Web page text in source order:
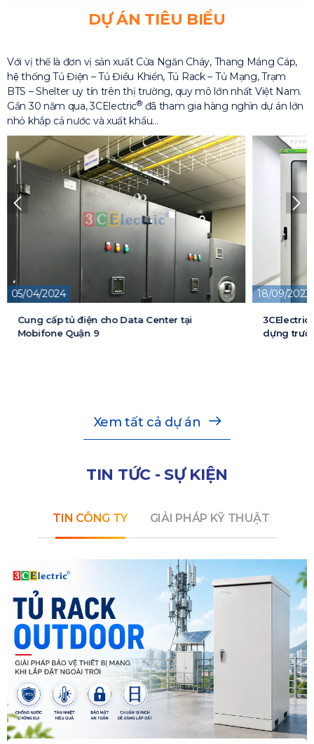
DỰ ÁN TIÊU BIỂU
Với vị thế là đơn vị sản xuất Cửa Ngăn Cháy, Thang Máng Cáp,
hệ thống Tủ Điện – Tủ Điều Khiển, Tủ Rack – Tủ Mạng, Trạm
BTS – Shelter uy tín trên thị trường, quy mô lớn nhất Việt Nam.
Gần 30 năm qua, 3CElectric®đã tham gia hàng nghìn dự án lớn
nhỏ khắp cả nước và xuất khẩu…
05/04/2024
Cung cấp tủ điện cho Data Center tại
Mobifone Quận 9
18/09/2023
3CElectric
dựng
Xem tất cả dự án
TIN TỨC - SỰ KIỆN
TIN CÔNG TY GIẢI PHÁP KỸ THUẬT